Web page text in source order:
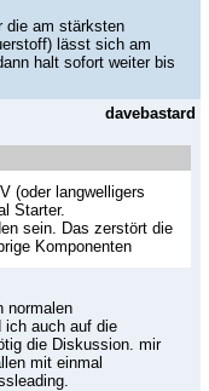
die am stärksten
lässt sich am
halt sofort weiter bis
davebastard
(oder langwelligers
Starter.
sein. Das zerstört die
Komponenten
normalen
ich auch auf die
die Diskussion. mir
mit einmal